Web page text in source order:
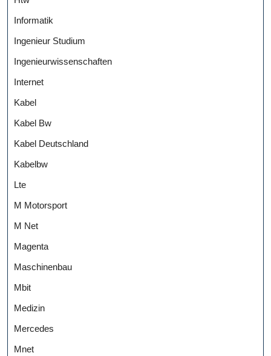
Informatik
Ingenieur Studium
Ingenieurwissenschaften
Internet
Kabel
Kabel Bw
Kabel Deutschland
Kabelbw
Lte
M Motorsport
M Net
Magenta
Maschinenbau
Mbit
Medizin
Mercedes
Mnet